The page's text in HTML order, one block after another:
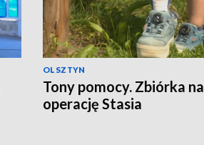
OLSZTYN
Tony pomocy. Zbiórka na
operację Stasia